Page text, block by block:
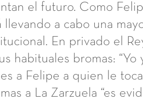
el futuro. Como
llevando a cabo una
En privado el
habituales bromas:
a Felipe a quien le
a La Zarzuela “es